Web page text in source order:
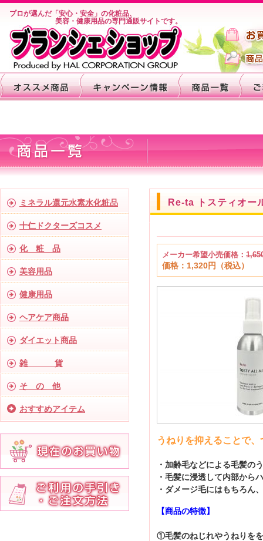
プロが選んだ「安心・安全」の化粧品、
美容・健康用品の専門通販サイトです。
ミネラル還元水素水化粧品
十仁ドクターズコスメ
化 粧 品
美容用品
健康用品
ヘアケア商品
ダイエット商品
雑 貨
そ の 他
おすすめアイテム
Re-ta トスティオー
メーカー希望小売価格：
価格：1,320円（税込）
うねりを抑えることで
・加齢毛などによる毛髪の
・毛髪に浸透して内部から
・ダメージ毛にはもちろん
【商品の特徴】
①毛髪のねじれやうねりを